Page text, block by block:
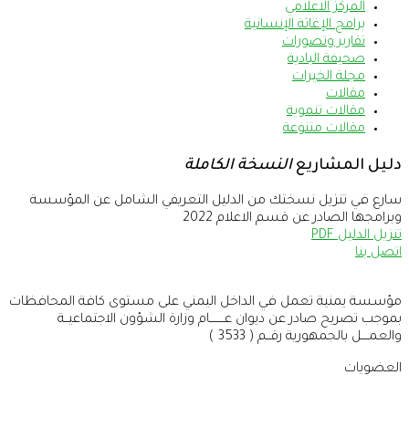
المركز الاعلامي
برامج الإغاثة الإنسانية
تقارير وتصورات
صحيفة البادية
مجلة الخيرات
مقالات
مقالات تنموية
مقالات متنوعة
دليل المشاريعالنسخة الكاملة
سارع في تنزيل نسختك من الدليل التعريفي الشامل عن المؤسسة
وبرامجها الصادر عن قسم الاعلام 2022
تنزيل الدليل PDF
اتصل بنا
مؤسسة يمنية تعمل في الداخل اليمني على مستوى كافة المحافظات
بموجب تصريح صادر عن ديوان عــــــــام وزارة الشؤون الاجتماعيــة
والعمــــل بالجمهورية رقــم ( 3533 )
العضويات